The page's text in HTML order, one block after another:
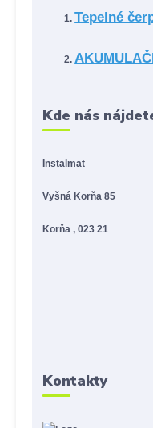
Tepelné
Kde nás
Instalmat
Vyšná Korňa 85
Korňa , 023 21
Kontakty